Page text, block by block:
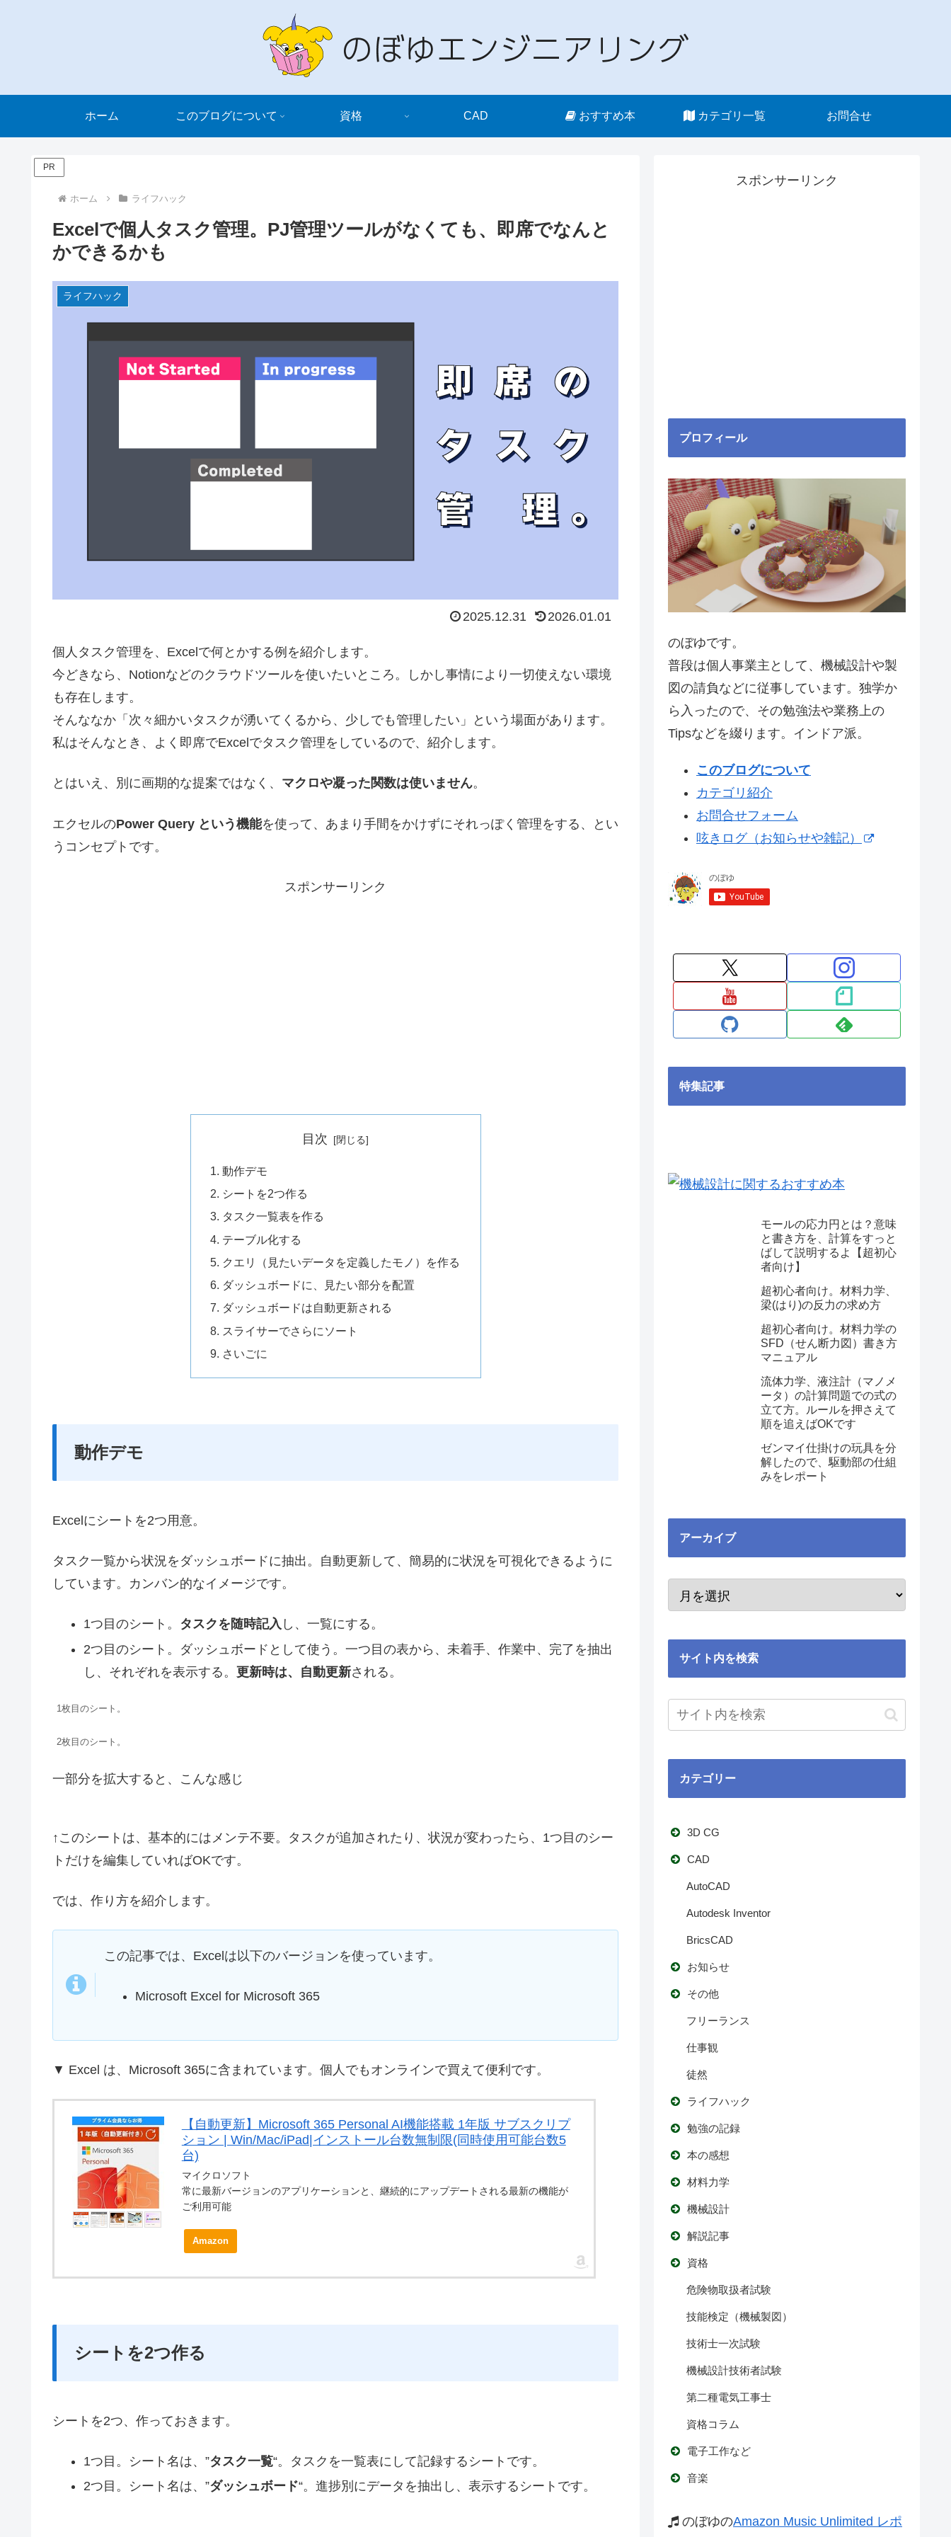
ホーム このブログについて 資格 CAD おすすめ本 カテゴリ一覧 お問合せ
PR
ホーム ライフハック
Excelで個人タスク管理。PJ管理ツールがなくても、即席でなんと
かできるかも
ライフハック
2025.12.31 2026.01.01
個人タスク管理を、Excelで何とかする例を紹介します。
今どきなら、Notionなどのクラウドツールを使いたいところ。しかし事情により一切使えない環境
も存在します。
そんななか「次々細かいタスクが湧いてくるから、少しでも管理したい」という場面があります。
私はそんなとき、よく即席でExcelでタスク管理をしているので、紹介します。
とはいえ、別に画期的な提案ではなく、 マクロや凝った関数は使いません。
エクセルのPower Query という機能を使って、あまり手間をかけずにそれっぽく管理をする、とい
うコンセプトです。
スポンサーリンク
目次
動作デモ
シートを2つ作る
タスク一覧表を作る
テーブル化する
クエリ（見たいデータを定義したモノ）を作る
ダッシュボードに、見たい部分を配置
ダッシュボードは自動更新される
スライサーでさらにソート
さいごに
動作デモ
Excelにシートを2つ用意。
タスク一覧から状況をダッシュボードに抽出。自動更新して、簡易的に状況を可視化できるように
しています。カンバン的なイメージです。
1つ目のシート。 タスクを随時記入 し、一覧にする。
2つ目のシート。ダッシュボードとして使う。一つ目の表から、未着手、作業中、完了を抽出
し、それぞれを表示する。 更新時は、自動更新される。
1枚目のシート。
2枚目のシート。
一部分を拡大すると、こんな感じ
↑このシートは、基本的にはメンテ不要。タスクが追加されたり、状況が変わったら、1つ目のシー
トだけを編集していればOKです。
では、作り方を紹介します。
この記事では、Excelは以下のバージョンを使っています。
Microsoft Excel for Microsoft 365
▼ Excel は、Microsoft 365に含まれています。個人でもオンラインで買えて便利です。
【自動更新】Microsoft 365 Personal AI機能搭載 1年版 サブスクリプ
ション | Win/Mac/iPad|インストール台数無制限(同時使用可能台数5
台)
マイクロソフト
常に最新バージョンのアプリケーションと、継続的にアップデートされる最新の機能が
ご利用可能
Amazon
シートを2つ作る
シートを2つ、作っておきます。
1つ目。シート名は、”タスク一覧“。タスクを一覧表にして記録するシートです。
2つ目。シート名は、”ダッシュボード“。進捗別にデータを抽出し、表示するシートです。
スポンサーリンク
プロフィール
のぼゆです。
普段は個人事業主として、機械設計や製
図の請負などに従事しています。独学か
ら入ったので、その勉強法や業務上の
Tipsなどを綴ります。インドア派。
このブログについて
カテゴリ紹介
お問合せフォーム
呟きログ（お知らせや雑記）
特集記事
モールの応力円とは？意味
と書き方を、計算をすっと
ばして説明するよ【超初心
者向け】
超初心者向け。材料力学、
梁(はり)の反力の求め方
超初心者向け。材料力学の
SFD（せん断力図）書き方
マニュアル
流体力学、液注計（マノメ
ータ）の計算問題での式の
立て方。ルールを押さえて
順を追えばOKです
ゼンマイ仕掛けの玩具を分
解したので、駆動部の仕組
みをレポート
アーカイブ
サイト内を検索
カテゴリー
3D CG
CAD
AutoCAD
Autodesk Inventor
BricsCAD
お知らせ
その他
フリーランス
仕事観
徒然
ライフハック
勉強の記録
本の感想
材料力学
機械設計
解説記事
資格
危険物取扱者試験
技能検定（機械製図）
技術士一次試験
機械設計技術者試験
第二種電気工事士
資格コラム
電子工作など
音楽
のぼゆのAmazon Music Unlimited レポ